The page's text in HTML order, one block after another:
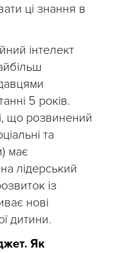
ці знання в
інтелект
5 років.
що розвинений
та
має
лідерський
із
нові
дитини.
Як